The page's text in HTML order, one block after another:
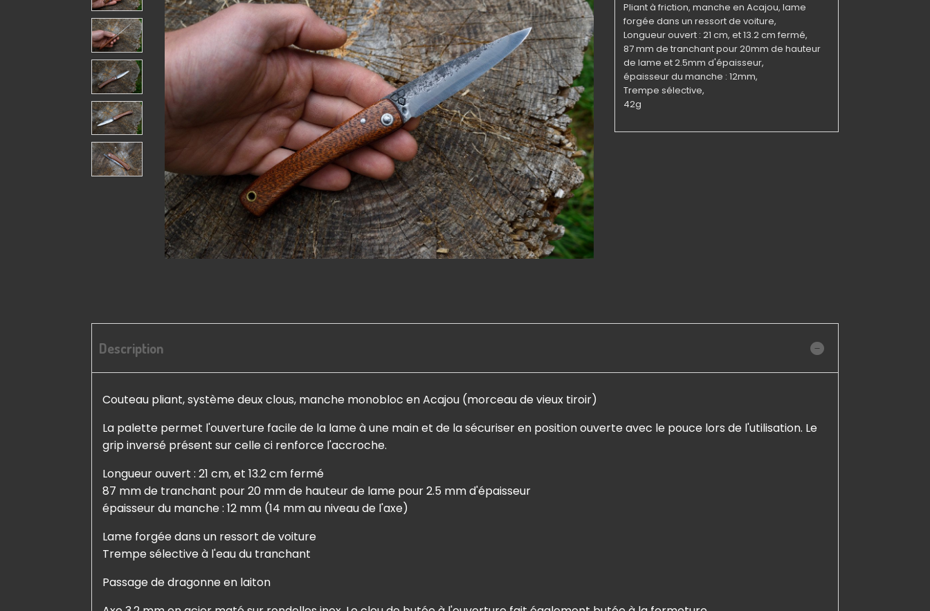
Pliant à friction, manche en Acajou, lame
forgée dans un ressort de voiture,
Longueur ouvert : 21 cm, et 13.2 cm fermé,
87 mm de tranchant pour 20mm de hauteur
de lame et 2.5mm d'épaisseur,
épaisseur du manche : 12mm,
Trempe sélective,
42g
Description
Couteau pliant, système deux clous, manche monobloc en Acajou (morceau de vieux tiroir)
La palette permet l'ouverture facile de la lame à une main et de la sécuriser en position ouverte avec le pouce lors de l'utilisation. Le
grip inversé présent sur celle ci renforce l'accroche.
Longueur ouvert : 21 cm, et 13.2 cm fermé
87 mm de tranchant pour 20 mm de hauteur de lame pour 2.5 mm d'épaisseur
épaisseur du manche : 12 mm (14 mm au niveau de l'axe)
Lame forgée dans un ressort de voiture
Trempe sélective à l'eau du tranchant
Passage de dragonne en laiton